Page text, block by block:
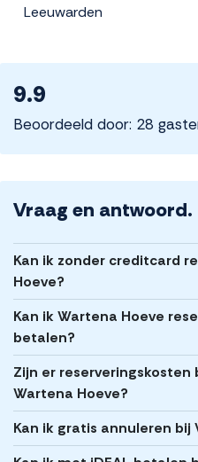
Leeuwarden
9.9
Beoordeeld door: 28
Vraag en antwoord.
Kan ik zonder creditcard
Hoeve?
Kan ik Wartena Hoeve
betalen?
Zijn er reserveringskosten
Wartena Hoeve?
Kan ik gratis annuleren bij